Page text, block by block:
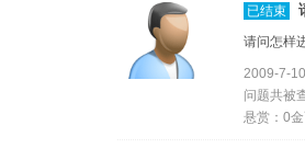
已结束
请问怎样
2009-7-
问题共被
悬赏：0